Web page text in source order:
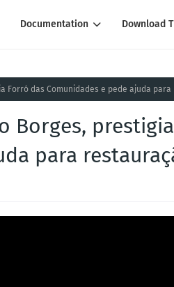
Documentation Download
Forró das Comunidades e pede ajuda
Borges,
para